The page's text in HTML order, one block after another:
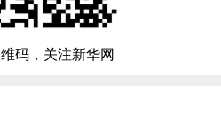
码，关注新华网